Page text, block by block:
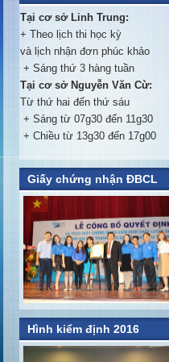
Tại cơ sở Linh Trung:
+ Theo lịch thi học kỳ
và lịch nhận đơn phúc khảo
+ Sáng thứ 3 hàng tuần
Tại cơ sở Nguyễn Văn Cừ:
Từ thứ hai đến thứ sáu
+ Sáng từ 07g30 đến 11g30
+ Chiều từ 13g30 đến 17g00
Giấy chứng nhận ĐBCL
Hình kiểm định 2016